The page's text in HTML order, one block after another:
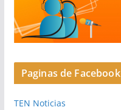
Paginas de Facebook
TEN Noticias